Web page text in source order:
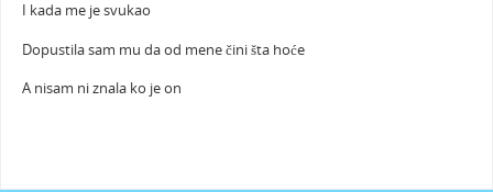
I kada me je svukao
Dopustila sam mu da od mene čini šta hoće
A nisam ni znala ko je on